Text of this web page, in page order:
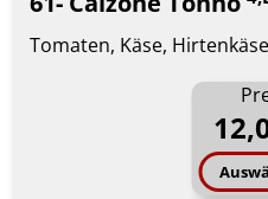
Tomaten, Käse,